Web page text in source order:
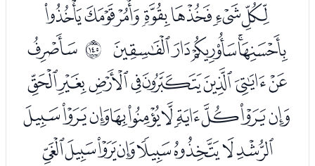
ﭩﭪﭫﭬﭭﭮﭯ
ﭰﭱﭲﭳﭴ ﲐ ﭶ
ﭷﭸﭹﭺﭻﭼﭽﭾ
ﭿﮀﮁﮂﮃﮄﮅﮆﮇﮈ
ﮉﮊﮋﮌﮍﮎﮏﮐ